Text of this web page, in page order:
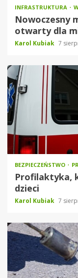
INFRASTRUKTURA
Nowoczesny
otwarty dla
Karol Kubiak 7
BEZPIECZEŃSTWO
Profilaktyka,
dzieci
Karol Kubiak 7